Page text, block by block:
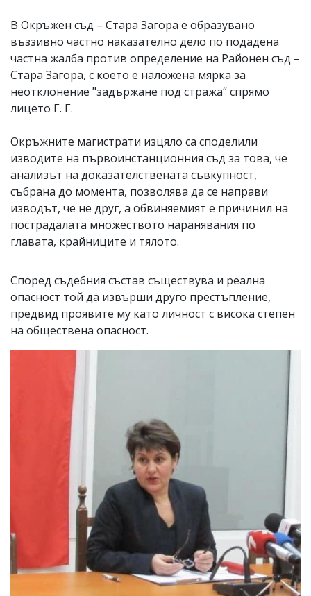
В Окръжен съд – Стара Загора е образувано
въззивно частно наказателно дело по подадена
частна жалба против определение на Районен съд –
Стара Загора, с което е наложена мярка за
неотклонение "задържане под стража“ спрямо
лицето Г. Г.
Окръжните магистрати изцяло са споделили
изводите на първоинстанционния съд за това, че
анализът на доказателствената съвкупност,
събрана до момента, позволява да се направи
изводът, че не друг, а обвиняемият е причинил на
пострадалата множеството наранявания по
главата, крайниците и тялото.
Според съдебния състав съществува и реална
опасност той да извърши друго престъпление,
предвид проявите му като личност с висока степен
на обществена опасност.